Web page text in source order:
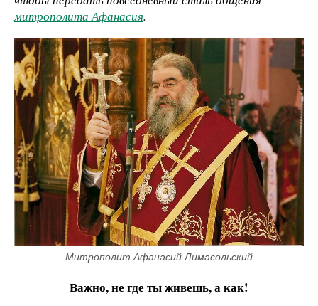
митрополита Афанасия.
Митрополит Афанасий Лимасольский
Важно, не где ты живешь, а как!